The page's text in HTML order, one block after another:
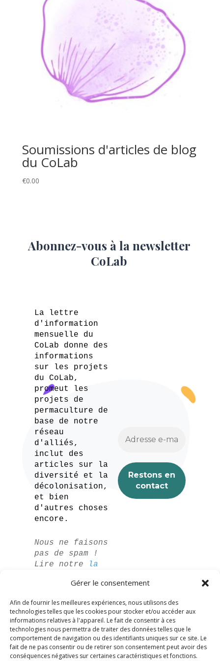
Gérer le consentement
Afin de fournir les meilleures expériences, nous utilisons des
technologies telles que les cookies pour stocker et/ou accéder aux
informations relatives à l'appareil. Le fait de consentir à ces
technologies nous permettra de traiter des données telles que le
comportement de navigation ou des identifiants uniques sur ce site. Le
fait de ne pas consentir ou de retirer son consentement peut avoir des
conséquences négatives sur certaines caractéristiques et fonctions.
Soumissions d'articles de blog
du CoLab
€0.00
Abonnez-vous à la newsletter
CoLab
La lettre
d'information
mensuelle du
CoLab donne des
informations
sur les projets
du CoLab,
promeut les
projets de
permaculture de
base de notre
réseau
d'alliés,
inclut des
articles sur la
diversité et la
décolonisation,
et bien
d'autres choses
encore.
Nous ne faisons
pas de spam !
Lire notre
la
confidentialité
d'informations.